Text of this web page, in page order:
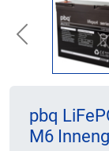
Previous
pbq
M6